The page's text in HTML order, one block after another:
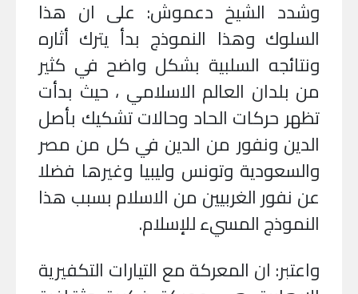
وشدد الشيخ دعموش: على ان هذا
السلوك وهذا النموذج بدأ يترك أثاره
ونتائجه السلبية بشكل واضح في كثير
من بلدان العالم الاسلامي ، حيث بدأت
تظهر حركات الحاد وحالات تشكيك بأصل
الدين ونفور من الدين في كل من مصر
والسعودية وتونس وليبيا وغيرها فضلا
عن نفور الغربيين من الاسلام بسبب هذا
النموذج المسيء للإسلام.
واعتبر: ان المعركة مع التيارات التكفيرية